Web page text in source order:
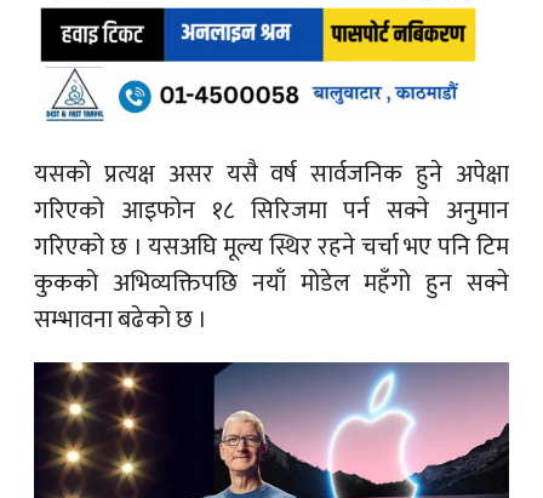
यसको प्रत्यक्ष असर यसै वर्ष सार्वजनिक हुने अपेक्षा
गरिएको आइफोन १८ सिरिजमा पर्न सक्ने अनुमान
गरिएको छ । यसअघि मूल्य स्थिर रहने चर्चा भए पनि टिम
कुकको अभिव्यक्तिपछि नयाँ मोडेल महँगो हुन सक्ने
सम्भावना बढेको छ ।